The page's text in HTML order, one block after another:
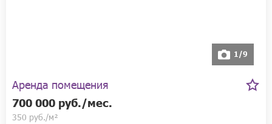
1/9
Аренда помещения
700 000 руб./мес.
350 руб./м²